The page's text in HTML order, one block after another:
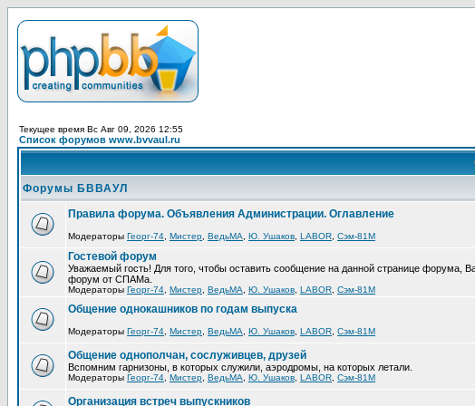
Текущее время Вс Авг 09, 2026 12:55
Список форумов www.bvvaul.ru
Форумы БВВАУЛ
Правила форума. Объявления Администрации. Оглавление
Модераторы Георг-74 Мистер ВедьМА Ю. Ушаков LABOR Сэм-81М
Гостевой форум
Уважаемый гость! Для того, чтобы оставить сообщение на данной странице форума,
форум от СПАМа.
Модераторы Георг-74 Мистер ВедьМА Ю. Ушаков LABOR Сэм-81М
Общение однокашников по годам выпуска
Модераторы Георг-74 Мистер ВедьМА Ю. Ушаков LABOR Сэм-81М
Общение однополчан, сослуживцев, друзей
Вспомним гарнизоны, в которых служили, аэродромы, на которых летали.
Модераторы Георг-74 Мистер ВедьМА Ю. Ушаков LABOR Сэм-81М
Организация встреч выпускников